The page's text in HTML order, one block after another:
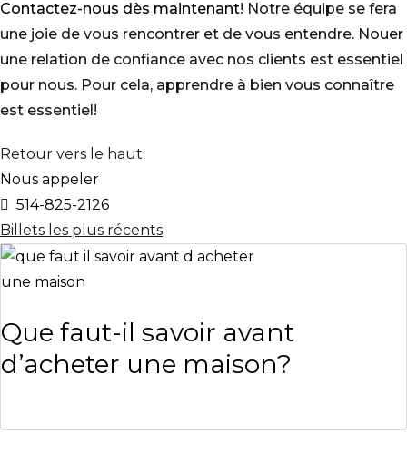
Contactez-nous dès maintenant! Notre équipe se fera
une joie de vous rencontrer et de vous entendre. Nouer
une relation de confiance avec nos clients est essentiel
pour nous. Pour cela, apprendre à bien vous connaître
est essentiel!
Retour vers le haut
Nous appeler
514-825-2126
Billets les plus récents
Que faut-il savoir avant
d’acheter une maison?